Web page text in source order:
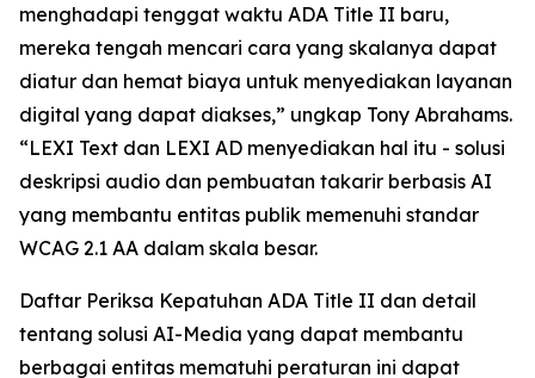
menghadapi tenggat waktu ADA Title II baru,
mereka tengah mencari cara yang skalanya dapat
diatur dan hemat biaya untuk menyediakan layanan
digital yang dapat diakses,” ungkap Tony Abrahams.
“LEXI Text dan LEXI AD menyediakan hal itu - solusi
deskripsi audio dan pembuatan takarir berbasis AI
yang membantu entitas publik memenuhi standar
WCAG 2.1 AA dalam skala besar.
Daftar Periksa Kepatuhan ADA Title II dan detail
tentang solusi AI-Media yang dapat membantu
berbagai entitas mematuhi peraturan ini dapat